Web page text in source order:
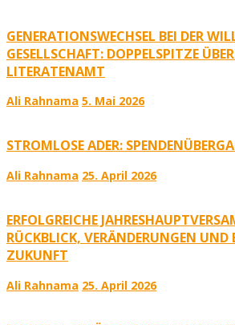
GENERATIONSWECHSEL BEI DER
GESELLSCHAFT: DOPPELSPITZE
LITERATENAMT
Ali Rahnama 5. Mai 2026
STROMLOSE ADER:
Ali Rahnama 25. April 2026
ERFOLGREICHE
RÜCKBLICK, VERÄNDERUNGEN UND
ZUKUNFT
Ali Rahnama 25. April 2026